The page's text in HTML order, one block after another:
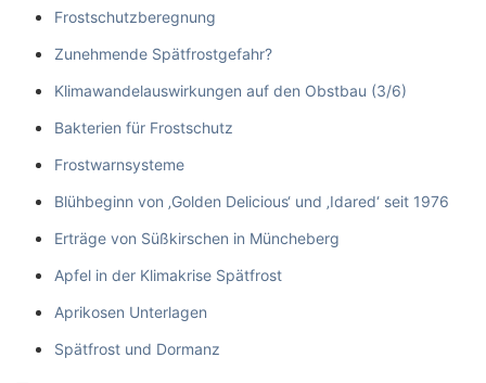
Frostschutzberegnung
Zunehmende Spätfrostgefahr?
Klimawandelauswirkungen auf den Obstbau (3/6)
Bakterien für Frostschutz
Frostwarnsysteme
Blühbeginn von ‚Golden Delicious‘ und ‚Idared‘ seit 1976
Erträge von Süßkirschen in Müncheberg
Apfel in der Klimakrise Spätfrost
Aprikosen Unterlagen
Spätfrost und Dormanz